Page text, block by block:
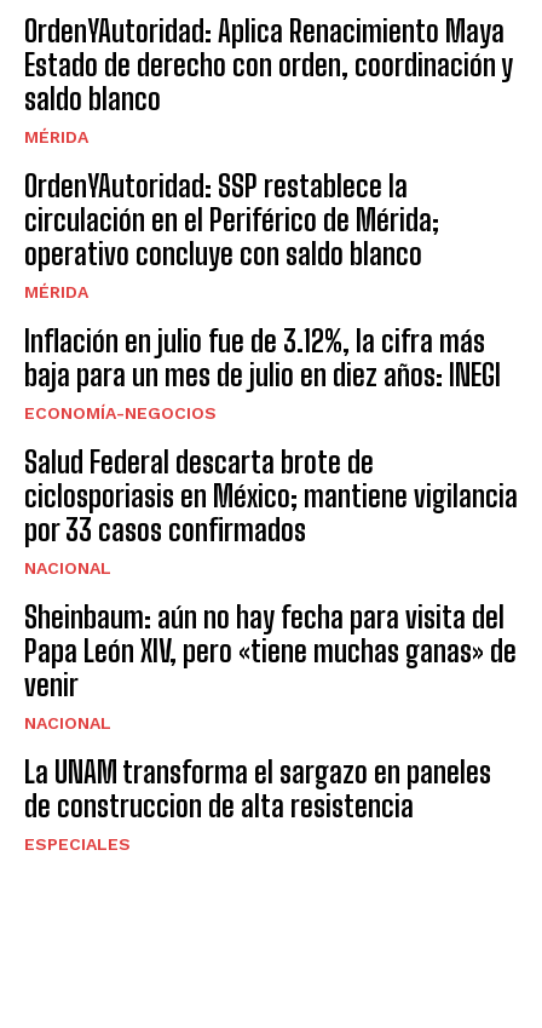
OrdenYAutoridad: Aplica Renacimiento Maya
Estado de derecho con orden, coordinación y
saldo blanco
MÉRIDA
OrdenYAutoridad: SSP restablece la
circulación en el Periférico de Mérida;
operativo concluye con saldo blanco
MÉRIDA
Inflación en julio fue de 3.12%, la cifra más
baja para un mes de julio en diez años: INEGI
ECONOMÍA-NEGOCIOS
Salud Federal descarta brote de
ciclosporiasis en México; mantiene vigilancia
por 33 casos confirmados
NACIONAL
Sheinbaum: aún no hay fecha para visita del
Papa León XIV, pero «tiene muchas ganas» de
venir
NACIONAL
La UNAM transforma el sargazo en paneles
de construccion de alta resistencia
ESPECIALES